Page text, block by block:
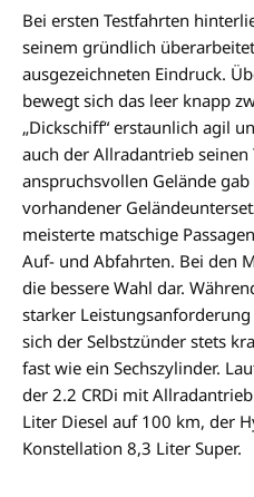
Bei ersten Testfahrten
seinem gründlich
ausgezeichneten Eindruck.
bewegt sich das leer knapp
„Dickschiff“ erstaunlich agil
auch der Allradantrieb
anspruchsvollen Gelände
vorhandener
meisterte matschige
Auf- und Abfahrten. Bei den
die bessere Wahl dar.
starker
sich der Selbstzünder stets
fast wie ein Sechszylinder.
der 2.2 CRDi mit
Liter Diesel auf 100 km, der
Konstellation 8,3 Liter Super.